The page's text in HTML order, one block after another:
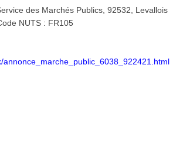
des Marchés Publics, 92532, Levallois
NUTS : FR105